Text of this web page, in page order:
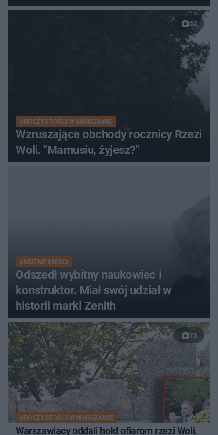
52
UROCZYSTOŚCI W WARSZAWIE
Wzruszające obchody rocznicy Rzezi
Woli. "Mamusiu, żyjesz?"
SMUTNE WIEŚCI
Odszedł wybitny naukowiec i
konstruktor. Miał swój udział w
historii marki Zenith
75
UROCZYSTOŚCI W WARSZAWIE
Warszawiacy oddali hołd ofiarom rzezi Woli.